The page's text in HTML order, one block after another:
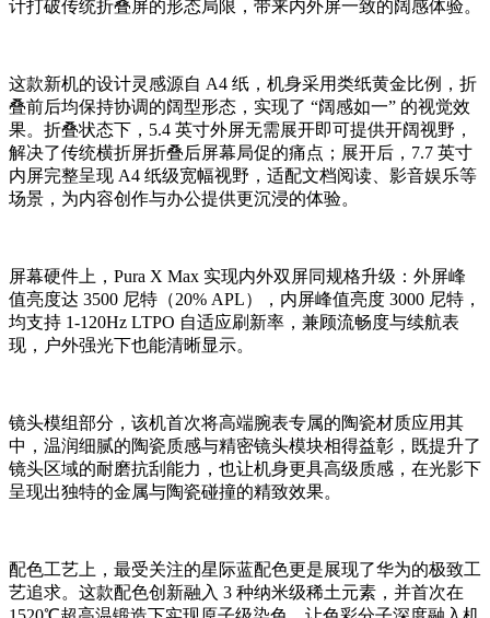
计打破传统折叠屏的形态局限，带来内外屏一致的阔感体验。
这款新机的设计灵感源自 A4 纸，机身采用类纸黄金比例，折
叠前后均保持协调的阔型形态，实现了 “阔感如一” 的视觉效
果。折叠状态下，5.4 英寸外屏无需展开即可提供开阔视野，
解决了传统横折屏折叠后屏幕局促的痛点；展开后，7.7 英寸
内屏完整呈现 A4 纸级宽幅视野，适配文档阅读、影音娱乐等
场景，为内容创作与办公提供更沉浸的体验。
屏幕硬件上，Pura X Max 实现内外双屏同规格升级：外屏峰
值亮度达 3500 尼特（20% APL），内屏峰值亮度 3000 尼特，
均支持 1-120Hz LTPO 自适应刷新率，兼顾流畅度与续航表
现，户外强光下也能清晰显示。
镜头模组部分，该机首次将高端腕表专属的陶瓷材质应用其
中，温润细腻的陶瓷质感与精密镜头模块相得益彰，既提升了
镜头区域的耐磨抗刮能力，也让机身更具高级质感，在光影下
呈现出独特的金属与陶瓷碰撞的精致效果。
配色工艺上，最受关注的星际蓝配色更是展现了华为的极致工
艺追求。这款配色创新融入 3 种纳米级稀土元素，并首次在